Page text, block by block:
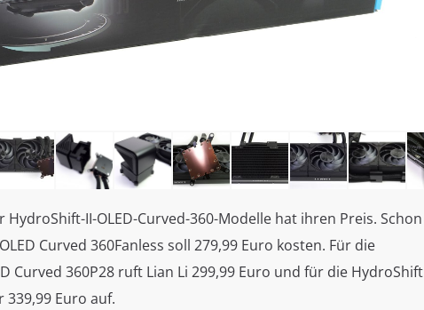
II-OLED-Curved-360-Modelle hat ihren Preis. Schon
Curved 360Fanless soll 279,99 Euro kosten. Für die
Curved 360P28 ruft Lian Li 299,99 Euro und für die HydroShift
339,99 Euro auf.